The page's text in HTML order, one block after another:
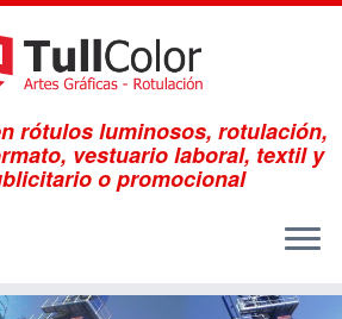
rótulos luminosos, rotulación,
vestuario laboral, textil y
o promocional